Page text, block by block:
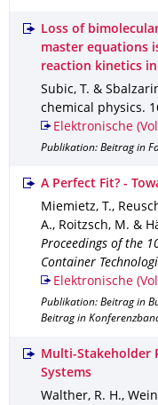
Loss of
master equations
reaction kinetics
Subic, T. &
chemical physics.
Elektronische
Publikation: Beitrag in
A Perfect Fit? -
Miemietz, T.,
A., Roitzsch, M. &
Proceedings of the
Container
Elektronische
Publikation: Beitrag in
Beitrag in
Multi-Stakeholder
Systems
Walther, R. H.,